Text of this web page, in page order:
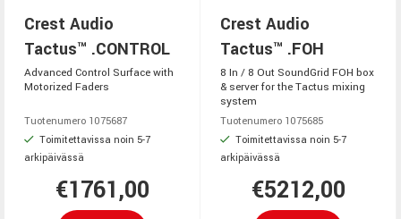
Crest Audio
Tactus™ .CONTROL
Advanced Control Surface with
Motorized Faders
Tuotenumero 1075687
Toimitettavissa noin 5-7
arkipäivässä
€1761,00
Crest Audio
Tactus™ .FOH
8 In / 8 Out SoundGrid FOH box
& server for the Tactus mixing
system
Tuotenumero 1075685
Toimitettavissa noin 5-7
arkipäivässä
€5212,00